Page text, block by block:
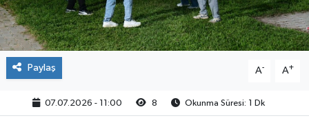
Paylaş A- A+
07.07.2026 - 11:00 8 Okunma Süresi: 1 Dk